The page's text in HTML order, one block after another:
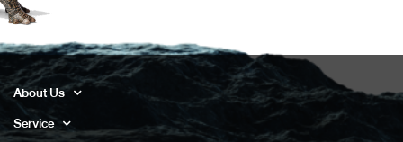
About Us
Service